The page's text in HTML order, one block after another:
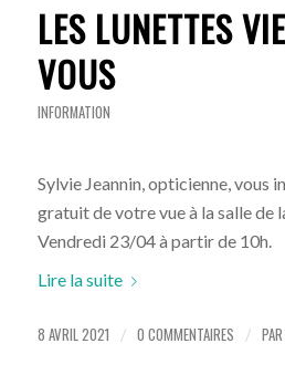
LES LUNETTES
VOUS
INFORMATION
Sylvie Jeannin, opticienne, vous
gratuit de votre vue à la salle de
Vendredi 23/04 à partir de 10h.
Lire la suite
8 AVRIL 2021 / 0 COMMENTAIRES / PAR